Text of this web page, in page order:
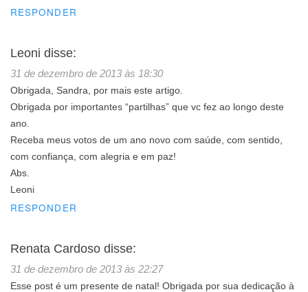
RESPONDER
Leoni disse:
31 de dezembro de 2013 às 18:30
Obrigada, Sandra, por mais este artigo.
Obrigada por importantes “partilhas” que vc fez ao longo deste
ano.
Receba meus votos de um ano novo com saúde, com sentido,
com confiança, com alegria e em paz!
Abs.
Leoni
RESPONDER
Renata Cardoso disse:
31 de dezembro de 2013 às 22:27
Esse post é um presente de natal! Obrigada por sua dedicação à